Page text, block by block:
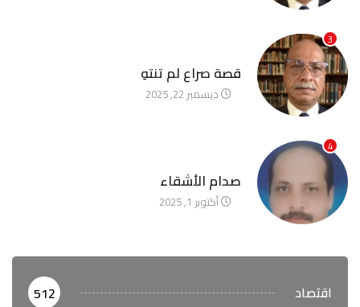
3
قصة صراع لم تنتهِ
ديسمبر 22, 2025
4
صدام الأشقاء
أكتوبر 1, 2025
اقتصاد 512